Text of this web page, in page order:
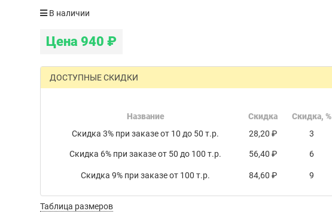
В наличии
Цена 940 ₽
ДОСТУПНЫЕ СКИДКИ
Название Скидка Скидка, %
Скидка 3% при заказе от 10 до 50 т.р.
28,20 ₽ 3
Скидка 6% при заказе от 50 до 100 т.р. 56,40 ₽ 6
Скидка 9% при заказе от 100 т.р. 84,60 ₽ 9
Таблица размеров
способы оплаты:
на расчетный счет.
способы оплаты.
на оплату мы отправим вместе с
работаем с транспортными компаниями:
Энергия,Транс-Вектор,СДЭК , DPD, а
или по вашему усмотрению.
доставка до филиала
компании в г. Иваново.